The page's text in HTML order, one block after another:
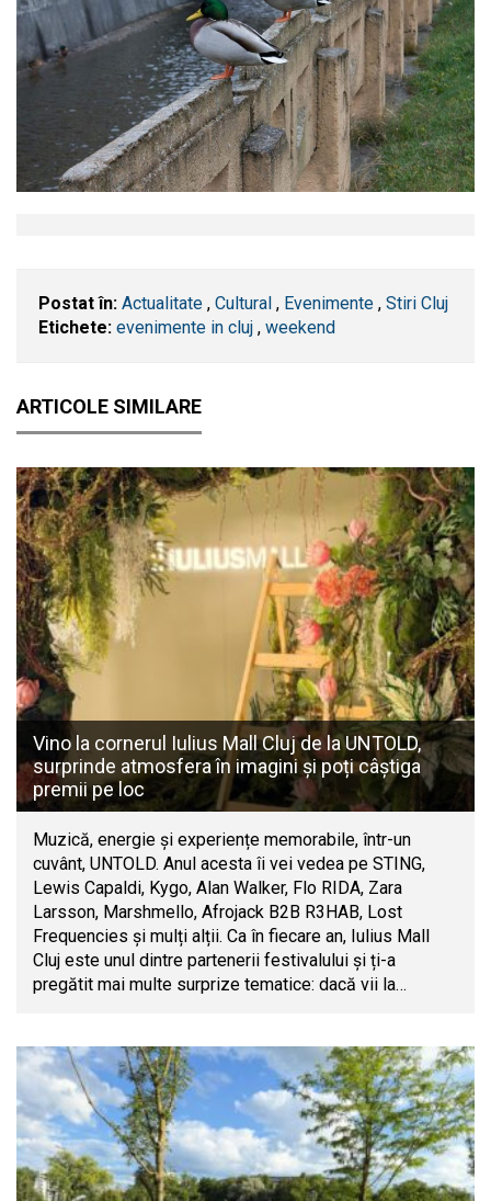
Postat în: Actualitate , Cultural , Evenimente , Stiri Cluj
Etichete: evenimente in cluj , weekend
ARTICOLE SIMILARE
Vino la cornerul Iulius Mall Cluj de la UNTOLD,
surprinde atmosfera în imagini și poți câștiga
premii pe loc
Muzică, energie și experiențe memorabile, într-un
cuvânt, UNTOLD. Anul acesta îi vei vedea pe STING,
Lewis Capaldi, Kygo, Alan Walker, Flo RIDA, Zara
Larsson, Marshmello, Afrojack B2B R3HAB, Lost
Frequencies și mulți alții. Ca în fiecare an, Iulius Mall
Cluj este unul dintre partenerii festivalului și ți-a
pregătit mai multe surprize tematice: dacă vii la…